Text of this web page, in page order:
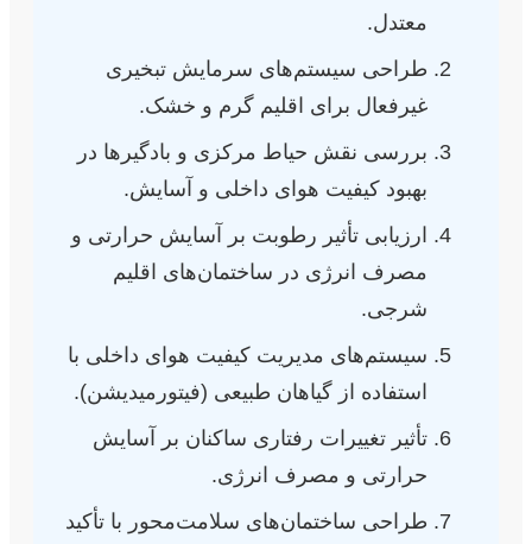
معتدل.
طراحی سیستم‌های سرمایش تبخیری
غیرفعال برای اقلیم گرم و خشک.
بررسی نقش حیاط مرکزی و بادگیرها در
بهبود کیفیت هوای داخلی و آسایش.
ارزیابی تأثیر رطوبت بر آسایش حرارتی و
مصرف انرژی در ساختمان‌های اقلیم
شرجی.
سیستم‌های مدیریت کیفیت هوای داخلی با
استفاده از گیاهان طبیعی (فیتورمیدیشن).
تأثیر تغییرات رفتاری ساکنان بر آسایش
حرارتی و مصرف انرژی.
طراحی ساختمان‌های سلامت‌محور با تأکید